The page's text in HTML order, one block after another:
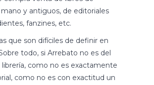
y antiguos, de editoriales
fanzines, etc.
que son difíciles de definir en
todo, si Arrebato no es del
como no es exactamente
como no es con exactitud un